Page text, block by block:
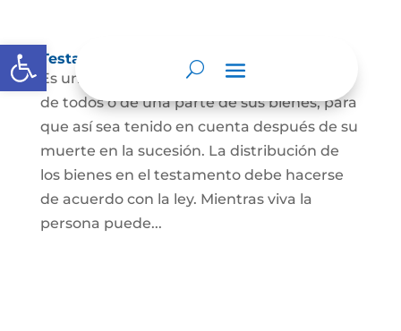
Abrir barra de herramientas
Testamento
Es un acto por el cual una persona dispone
de todos o de una parte de sus bienes, para
que así sea tenido en cuenta después de su
muerte en la sucesión. La distribución de
los bienes en el testamento debe hacerse
de acuerdo con la ley. Mientras viva la
persona puede...